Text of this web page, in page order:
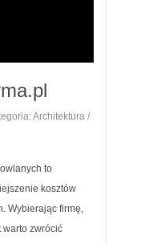
Architektura /
to
kosztów
Wybierając firmę,
warto zwrócić